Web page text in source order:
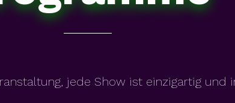
jede Show ist einzigartig und